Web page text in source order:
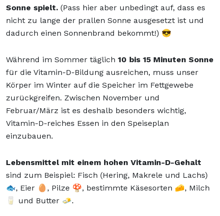
Sonne spielt. (Pass hier aber unbedingt auf, dass es
nicht zu lange der prallen Sonne ausgesetzt ist und
dadurch einen Sonnenbrand bekommt!) 😎
Während im Sommer täglich 10 bis 15 Minuten Sonne
für die Vitamin-D-Bildung ausreichen, muss unser
Körper im Winter auf die Speicher im Fettgewebe
zurückgreifen. Zwischen November und
Februar/März ist es deshalb besonders wichtig,
Vitamin-D-reiches Essen in den Speiseplan
einzubauen.
Lebensmittel mit einem hohen Vitamin-D-Gehalt
sind zum Beispiel: Fisch (Hering, Makrele und Lachs)
🐟, Eier 🥚, Pilze 🍄, bestimmte Käsesorten 🧀, Milch
🥛 und Butter 🧈.